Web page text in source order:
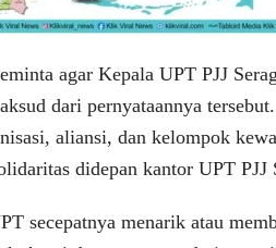
agar Kepala UPT PJJ
dari pernyataannya
aliansi, dan kelompok
didepan kantor UPT PJJ
secepatnya menarik atau